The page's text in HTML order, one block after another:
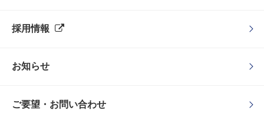
採用情報
お知らせ
ご要望・お問い合わせ